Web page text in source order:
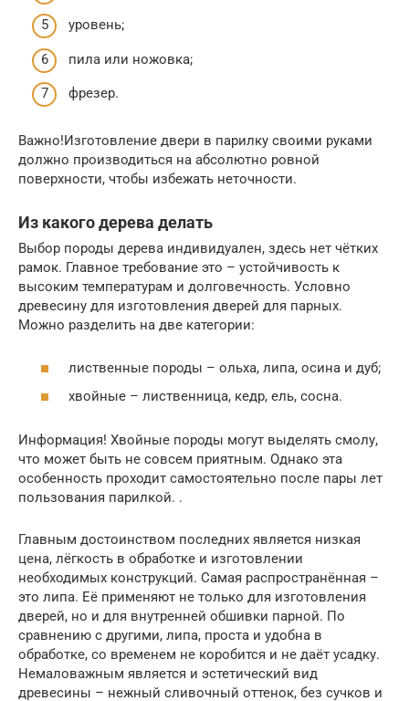
уровень;
пила или ножовка;
фрезер.
Важно!Изготовление двери в парилку своими руками
должно производиться на абсолютно ровной
поверхности, чтобы избежать неточности.
Из какого дерева делать
Выбор породы дерева индивидуален, здесь нет чётких
рамок. Главное требование это – устойчивость к
высоким температурам и долговечность. Условно
древесину для изготовления дверей для парных.
Можно разделить на две категории:
лиственные породы – ольха, липа, осина и дуб;
хвойные – лиственница, кедр, ель, сосна.
Информация! Хвойные породы могут выделять смолу,
что может быть не совсем приятным. Однако эта
особенность проходит самостоятельно после пары лет
пользования парилкой. .
Главным достоинством последних является низкая
цена, лёгкость в обработке и изготовлении
необходимых конструкций. Самая распространённая –
это липа. Её применяют не только для изготовления
дверей, но и для внутренней обшивки парной. По
сравнению с другими, липа, проста и удобна в
обработке, со временем не коробится и не даёт усадку.
Немаловажным является и эстетический вид
древесины – нежный сливочный оттенок, без сучков и